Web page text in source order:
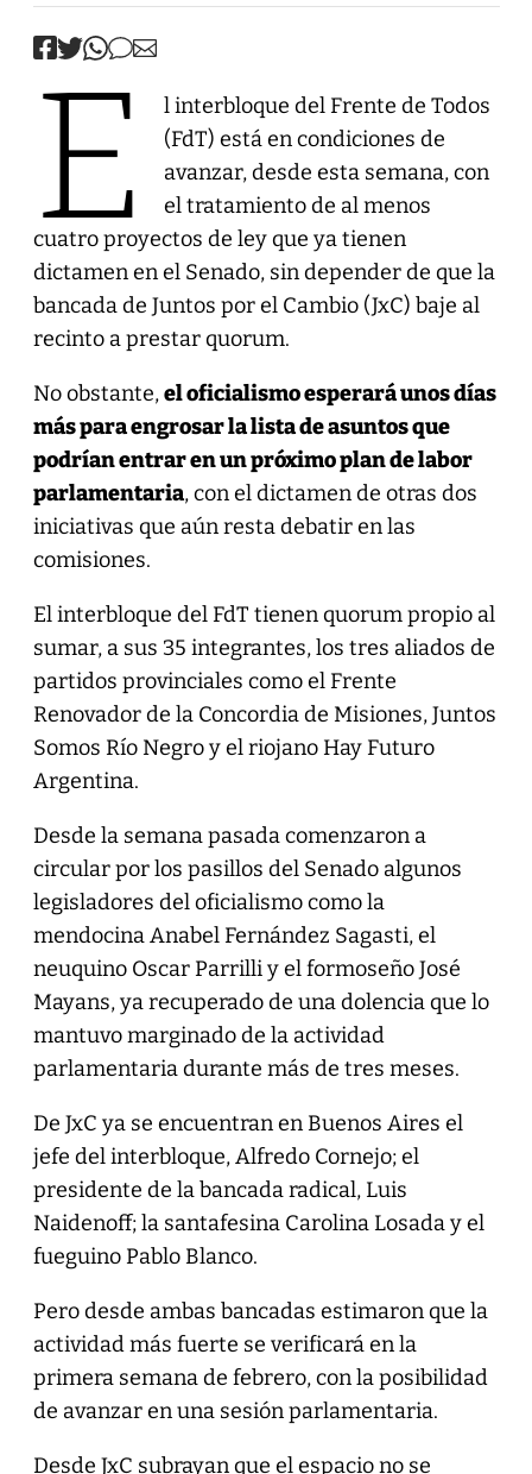
E
l interbloque del Frente de Todos
(FdT) está en condiciones de
avanzar, desde esta semana, con
el tratamiento de al menos
cuatro proyectos de ley que ya tienen
dictamen en el Senado, sin depender de que la
bancada de Juntos por el Cambio (JxC) baje al
recinto a prestar quorum.
No obstante,el oficialismo esperará unos días
más para engrosar la lista de asuntos que
podrían entrar en un próximo plan de labor
parlamentaria, con el dictamen de otras dos
iniciativas que aún resta debatir en las
comisiones.
El interbloque del FdT tienen quorum propio al
sumar, a sus 35 integrantes, los tres aliados de
partidos provinciales como el Frente
Renovador de la Concordia de Misiones, Juntos
Somos Río Negro y el riojano Hay Futuro
Argentina.
Desde la semana pasada comenzaron a
circular por los pasillos del Senado algunos
legisladores del oficialismo como la
mendocina Anabel Fernández Sagasti, el
neuquino Oscar Parrilli y el formoseño José
Mayans, ya recuperado de una dolencia que lo
mantuvo marginado de la actividad
parlamentaria durante más de tres meses.
De JxC ya se encuentran en Buenos Aires el
jefe del interbloque, Alfredo Cornejo; el
presidente de la bancada radical, Luis
Naidenoff; la santafesina Carolina Losada y el
fueguino Pablo Blanco.
Pero desde ambas bancadas estimaron que la
actividad más fuerte se verificará en la
primera semana de febrero, con la posibilidad
de avanzar en una sesión parlamentaria.
Desde JxC subrayan que el espacio no se